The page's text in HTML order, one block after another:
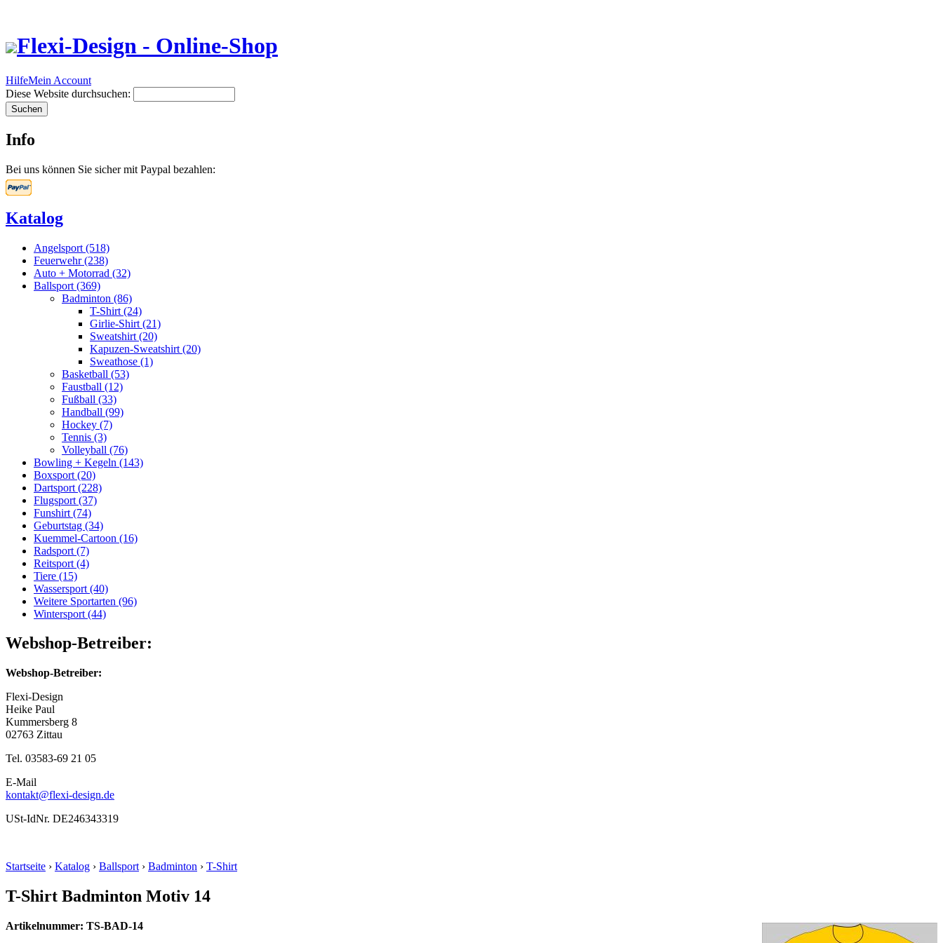
Flexi-Design - Online-Shop
HilfeMein Account
Diese Website durchsuchen:
Info
Bei uns können Sie sicher mit Paypal bezahlen:
Katalog
Angelsport (518)
Feuerwehr (238)
Auto + Motorrad (32)
Ballsport (369)
Badminton (86)
T-Shirt (24)
Girlie-Shirt (21)
Sweatshirt (20)
Kapuzen-Sweatshirt (20)
Sweathose (1)
Basketball (53)
Faustball (12)
Fußball (33)
Handball (99)
Hockey (7)
Tennis (3)
Volleyball (76)
Bowling + Kegeln (143)
Boxsport (20)
Dartsport (228)
Flugsport (37)
Funshirt (74)
Geburtstag (34)
Kuemmel-Cartoon (16)
Radsport (7)
Reitsport (4)
Tiere (15)
Wassersport (40)
Weitere Sportarten (96)
Wintersport (44)
Webshop-Betreiber:
Webshop-Betreiber:
Flexi-Design
Heike Paul
Kummersberg 8
02763 Zittau
Tel. 03583-69 21 05
E-Mail
kontakt@flexi-design.de
USt-IdNr. DE246343319
Startseite › Katalog › Ballsport › Badminton › T-Shirt
T-Shirt Badminton Motiv 14
Artikelnummer: TS-BAD-14